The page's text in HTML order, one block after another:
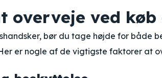
overveje ved
bør du tage højde for både
er nogle af de vigtigste faktorer at